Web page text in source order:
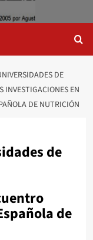
DE
INVESTIGACIONES EN
DE NUTRICIÓN
de
de